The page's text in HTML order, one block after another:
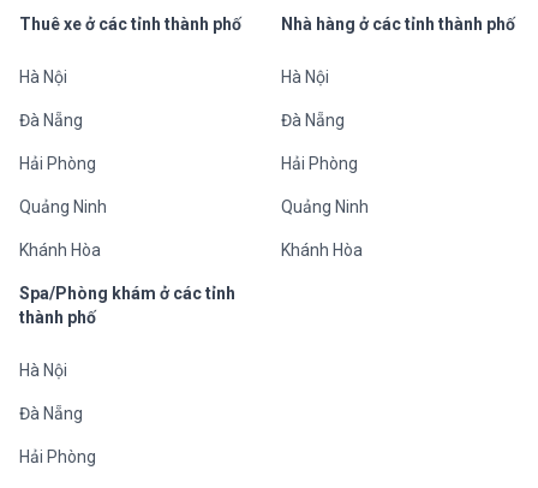
Thuê xe ở các tỉnh thành phố
Hà Nội
Đà Nẵng
Hải Phòng
Quảng Ninh
Khánh Hòa
Nhà hàng ở các tỉnh thành phố
Hà Nội
Đà Nẵng
Hải Phòng
Quảng Ninh
Khánh Hòa
Spa/Phòng khám ở các tỉnh
thành phố
Hà Nội
Đà Nẵng
Hải Phòng